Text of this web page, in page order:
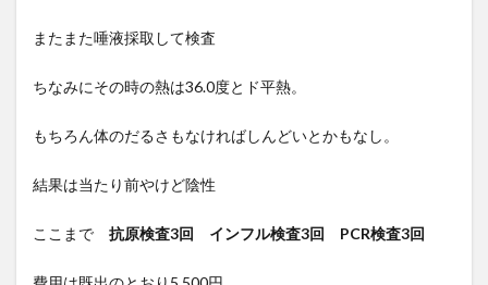
またまた唾液採取して検査
ちなみにその時の熱は36.0度とド平熱。
もちろん体のだるさもなければしんどいとかもなし。
結果は当たり前やけど陰性
ここまで 抗原検査3回 インフル検査3回 PCR検査3回